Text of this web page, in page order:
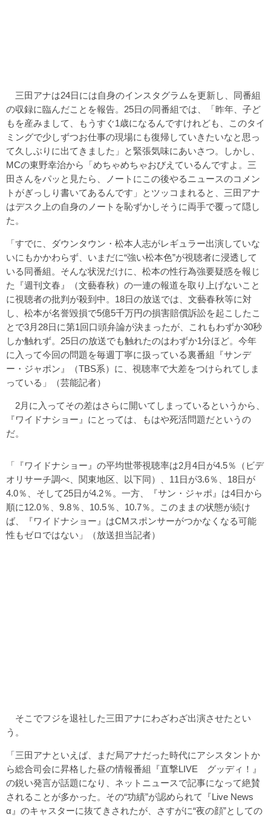
三田アナは24日には自身のインスタグラムを更新し、同番組
の収録に臨んだことを報告。25日の同番組では、「昨年、子ど
もを産みまして、もうすぐ1歳になるんですけれども、このタイ
ミングで少しずつお仕事の現場にも復帰していきたいなと思っ
て久しぶりに出てきました」と緊張気味にあいさつ。しかし、
MCの東野幸治から「めちゃめちゃおびえているんですよ。三
田さんをパッと見たら、ノートにこの後やるニュースのコメン
トがぎっしり書いてあるんです」とツッコまれると、三田アナ
はデスク上の自身のノートを恥ずかしそうに両手で覆って隠し
た。
「すでに、ダウンタウン・松本人志がレギュラー出演していな
いにもかかわらず、いまだに“強い松本色”が視聴者に浸透して
いる同番組。そんな状況だけに、松本の性行為強要疑惑を報じ
た『週刊文春』（文藝春秋）の一連の報道を取り上げないこと
に視聴者の批判が殺到中。18日の放送では、文藝春秋等に対
し、松本が名誉毀損で5億5千万円の損害賠償訴訟を起こしたこ
とで3月28日に第1回口頭弁論が決まったが、これもわずか30秒
しか触れず。25日の放送でも触れたのはわずか1分ほど。今年
に入って今回の問題を毎週丁寧に扱っている裏番組『サンデ
ー・ジャポン』（TBS系）に、視聴率で大差をつけられてしま
っている」（芸能記者）
2月に入ってその差はさらに開いてしまっているというから、
『ワイドナショー』にとっては、もはや死活問題だというの
だ。
「『ワイドナショー』の平均世帯視聴率は2月4日が4.5％（ビデ
オリサーチ調べ、関東地区、以下同）、11日が3.6％、18日が
4.0％、そして25日が4.2％。一方、『サン・ジャポ』は4日から
順に12.0％、9.8％、10.5％、10.7％。このままの状態が続け
ば、『ワイドナショー』はCMスポンサーがつかなくなる可能
性もゼロではない」（放送担当記者）
そこでフジを退社した三田アナにわざわざ出演させたとい
う。
「三田アナといえば、まだ局アナだった時代にアシスタントか
ら総合司会に昇格した昼の情報番組『直撃LIVE グッディ！』
の鋭い発言が話題になり、ネットニュースで記事になって絶賛
されることが多かった。その“功績”が認められて『Live News
α』のキャスターに抜てきされたが、さすがに“夜の顔”としての